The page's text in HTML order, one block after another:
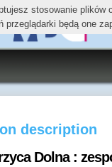
description
Dolna :
stosowanie
przeglądarki będą one